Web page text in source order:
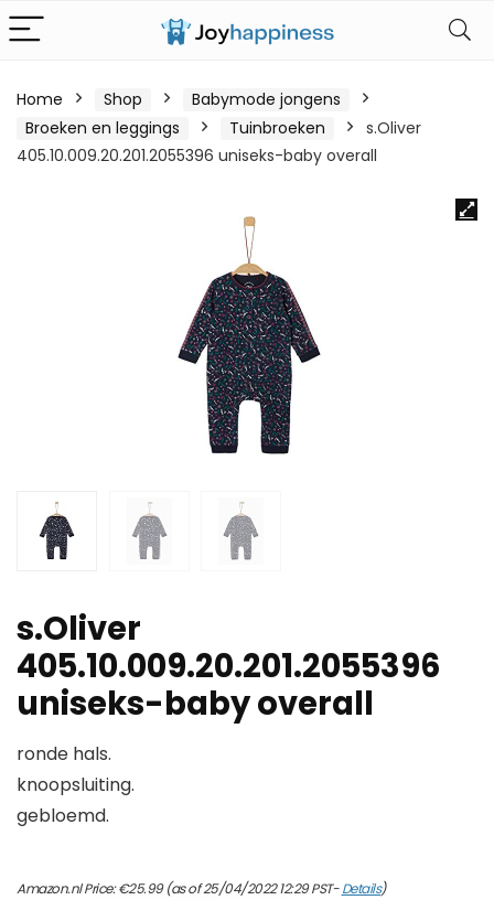
Home Shop
Babymode jongens
Broeken en leggings
Tuinbroeken
s.Oliver
405.10.009.20.201.2055396 uniseks-baby overall
s.Oliver
405.10.009.20.201.2055396
uniseks-baby overall
ronde hals.
knoopsluiting.
gebloemd.
Amazon.nl Price:€25.99(as of 25/04/2022 12:29 PST-Details)